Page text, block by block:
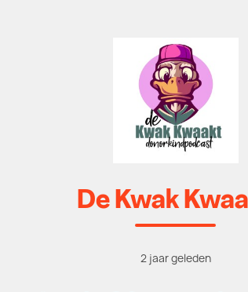
De Kwak
2 jaar geleden